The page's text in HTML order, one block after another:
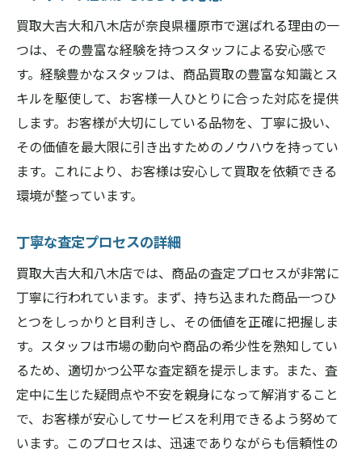
買取大吉大和八木店が奈良県橿原市で選ばれる理由の一
つは、その豊富な経験を持つスタッフによる安心感で
す。経験豊かなスタッフは、商品買取の豊富な知識とス
キルを駆使して、お客様一人ひとりに合った対応を提供
します。お客様が大切にしている品物を、丁寧に扱い、
その価値を最大限に引き出すためのノウハウを持ってい
ます。これにより、お客様は安心して買取を依頼できる
環境が整っています。
丁寧な査定プロセスの詳細
買取大吉大和八木店では、商品の査定プロセスが非常に
丁寧に行われています。まず、持ち込まれた商品一つひ
とつをしっかりと目利きし、その価値を正確に把握しま
す。スタッフは市場の動向や商品の希少性を熟知してい
るため、適切かつ公平な査定額を提示します。また、査
定中に生じた疑問点や不安を親身になって解消すること
で、お客様が安心してサービスを利用できるよう努めて
います。このプロセスは、迅速でありながらも信頼性の